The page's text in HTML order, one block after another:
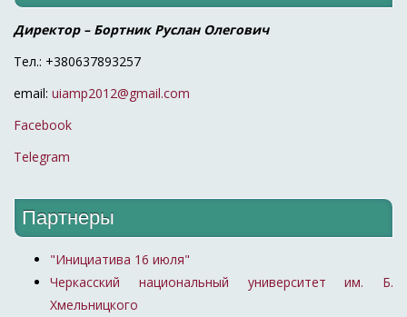
Директор – Бортник Руслан Олегович
Тел.: +380637893257
email: uiamp2012@gmail.com
Facebook
Telegram
Партнеры
"Инициатива 16 июля"
Черкасский национальный университет им. Б.
Хмельницкого